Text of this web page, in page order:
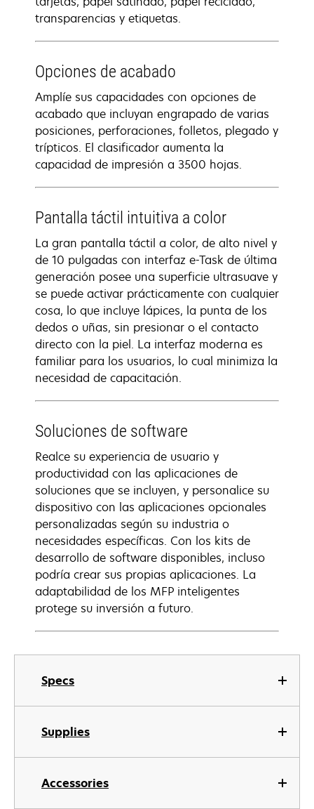
Specs
Supplies
Accessories
transparencias y etiquetas.
Opciones de acabado
Amplíe sus capacidades con opciones de
acabado que incluyan engrapado de varias
posiciones, perforaciones, folletos, plegado y
trípticos. El clasificador aumenta la
capacidad de impresión a 3500 hojas.
Pantalla táctil intuitiva a color
La gran pantalla táctil a color, de alto nivel y
de 10 pulgadas con interfaz e-Task de última
generación posee una superficie ultrasuave y
se puede activar prácticamente con cualquier
cosa, lo que incluye lápices, la punta de los
dedos o uñas, sin presionar o el contacto
directo con la piel. La interfaz moderna es
familiar para los usuarios, lo cual minimiza la
necesidad de capacitación.
Soluciones de software
Realce su experiencia de usuario y
productividad con las aplicaciones de
soluciones que se incluyen, y personalice su
dispositivo con las aplicaciones opcionales
personalizadas según su industria o
necesidades específicas. Con los kits de
desarrollo de software disponibles, incluso
podría crear sus propias aplicaciones. La
adaptabilidad de los MFP inteligentes
protege su inversión a futuro.